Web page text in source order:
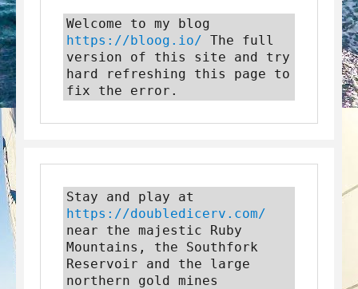
https://bloog.io/ The full
version of this site and try
hard refreshing this page to
fix the error.
https://doubledicerv.com/
near the majestic Ruby
Mountains, the Southfork
Reservoir and the large
northern gold mines